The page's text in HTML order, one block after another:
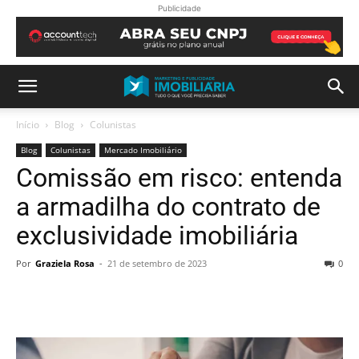
Publicidade
Início Blog Colunistas
Blog Colunistas Mercado Imobiliário
Comissão em risco: entenda
a armadilha do contrato de
exclusividade imobiliária
Por Graziela Rosa - 21 de setembro de 2023 0